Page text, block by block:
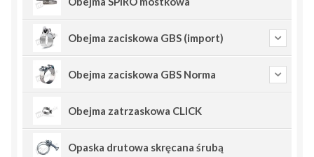
Obejma zaciskowa GBS (import)
Obejma zaciskowa GBS Norma
Obejma zatrzaskowa CLICK
Opaska drutowa skręcana śrubą